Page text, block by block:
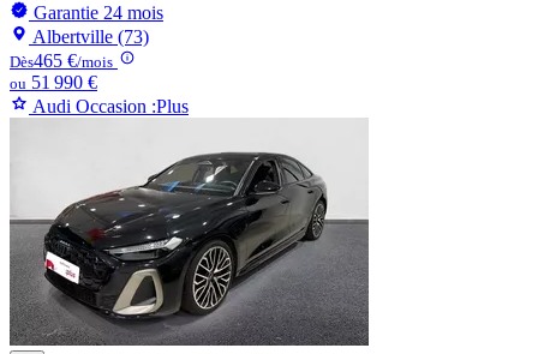
Garantie 24 mois
Albertville (73)
Dès465 €/mois
ou 51 990 €
Audi Occasion :Plus